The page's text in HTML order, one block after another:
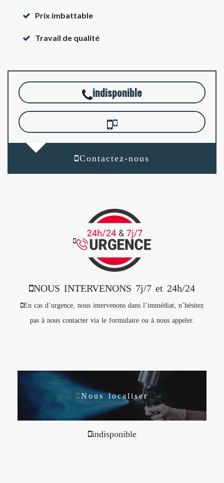
Prix imbattable
Travail de qualité
indisponible
Contactez-nous
NOUS INTERVENONS 7j/7 et 24h/24
En cas d’urgence, nous intervenons dans l’immédiat, n’hésitez
pas à nous contacter via le formulaire ou à nous appeler.
Nous localiser
indisponible